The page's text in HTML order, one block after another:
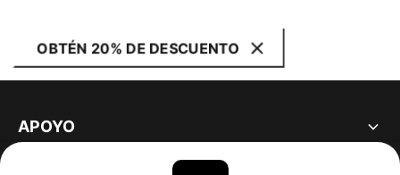
OBTÉN 20% DE DESCUENTO
APOYO